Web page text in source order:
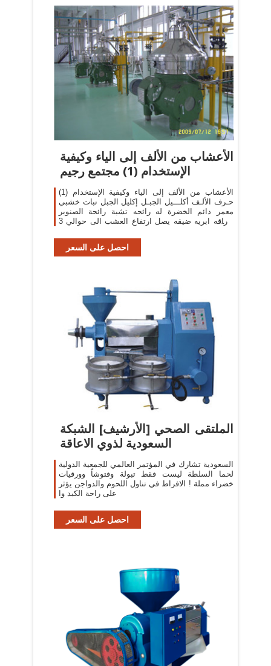
الأعشاب من الألف إلى الياء وكيفية
الإستخدام (1) مجتمع رجيم
الأعشاب من الألف إلى الياء وكيفية الإستخدام (1)
حـرف الألـف أكلـــيل الجبـل إكليل الجبل نبات خشبي
معمر دائم الخضرة له رائحه تشبة رائحة الصنوبر
أوراقه ابريه ضيقه يصل ارتفاع العشب الى حوالي 3
احصل على السعر
الملتقى الصحي [الأرشيف] الشبكة
السعودية لذوي الاعاقة
السعودية تشارك في المؤتمر العالمي للجمعية الدولية
لحما السلطة ليست فقط تبولة وفتوشاً وورقيات
خضراء مملة ! الافراط في تناول اللحوم والدواجن يؤثر
على راحة الكبد وا
احصل على السعر